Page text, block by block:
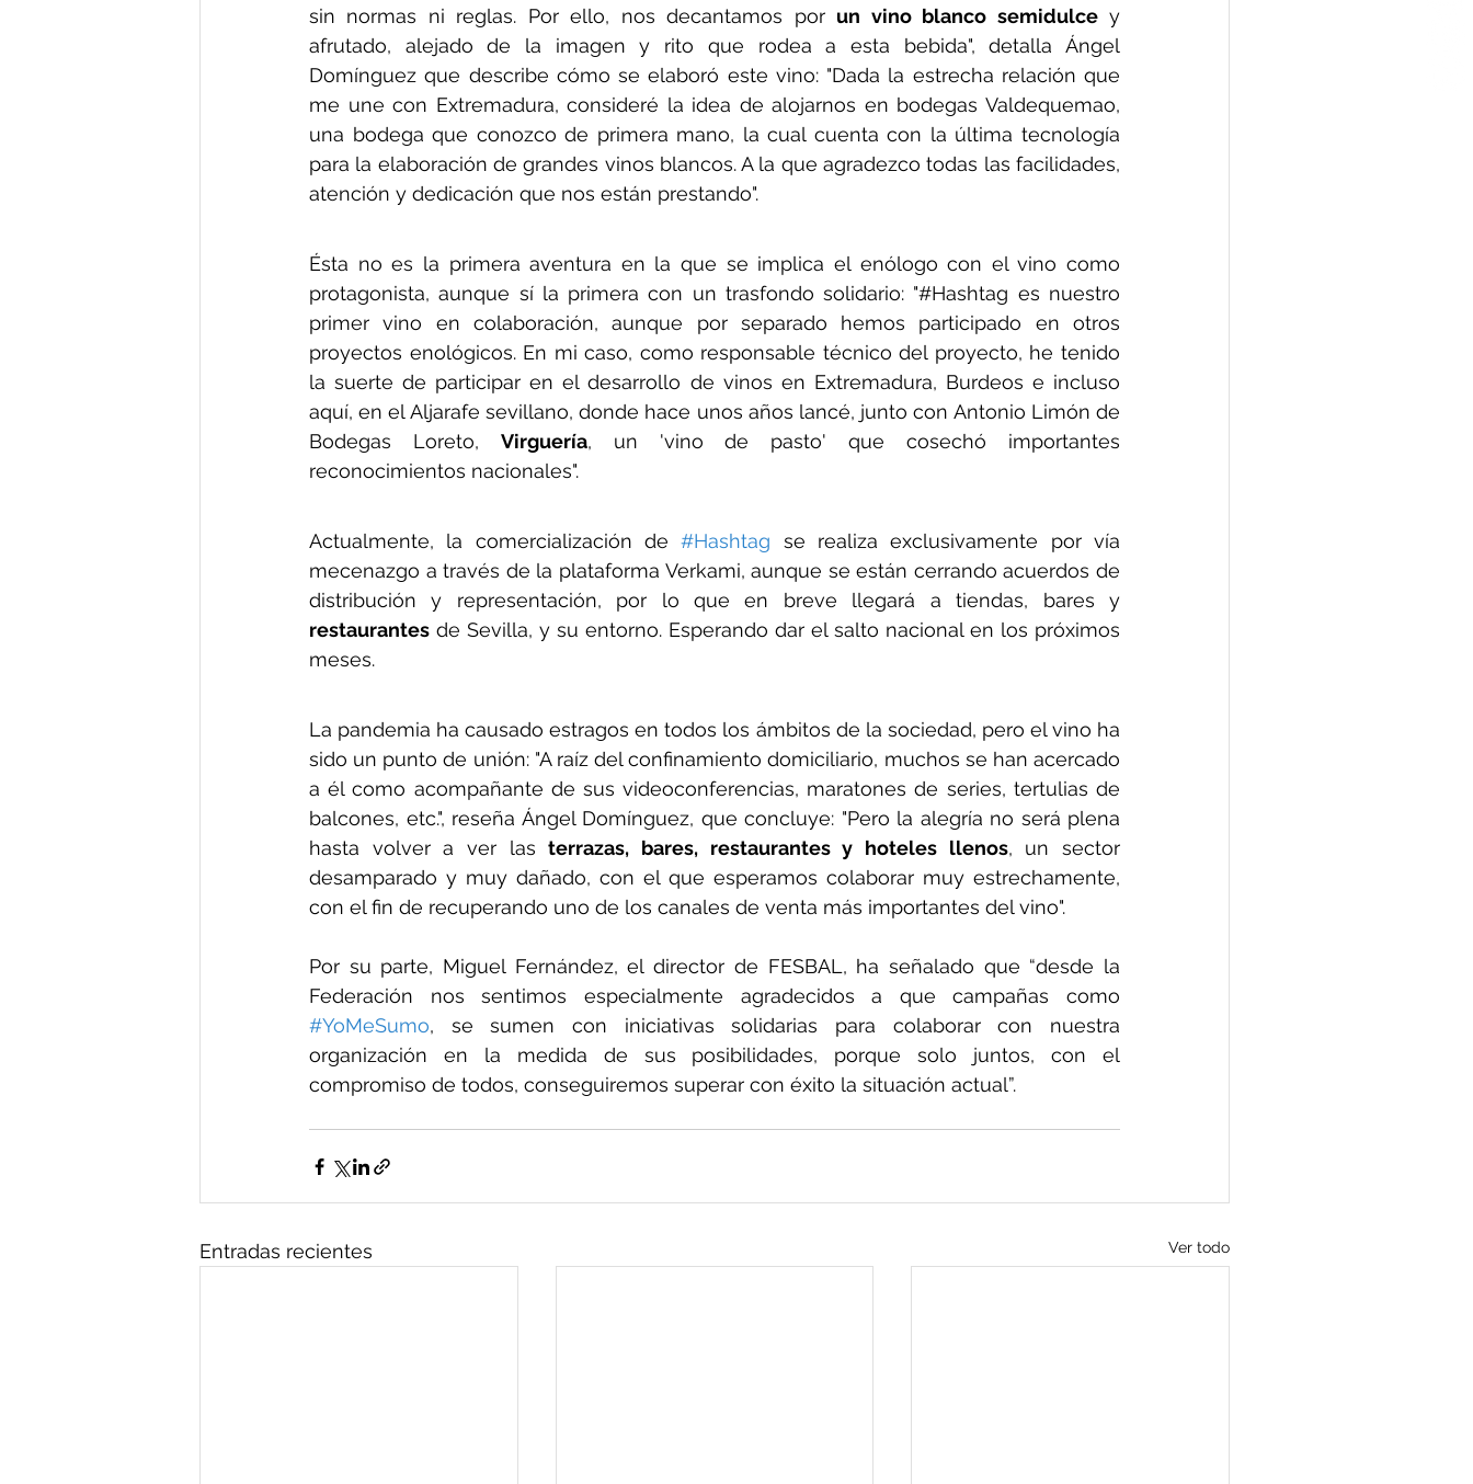
sin normas ni reglas. Por ello, nos decantamos por un vino blanco semidulce y
afrutado, alejado de la imagen y rito que rodea a esta bebida", detalla Ángel
Domínguez que describe cómo se elaboró este vino: "Dada la estrecha relación que
me une con Extremadura, consideré la idea de alojarnos en bodegas Valdequemao,
una bodega que conozco de primera mano, la cual cuenta con la última tecnología
para la elaboración de grandes vinos blancos. A la que agradezco todas las facilidades,
atención y dedicación que nos están prestando".
Ésta no es la primera aventura en la que se implica el enólogo con el vino como
protagonista, aunque sí la primera con un trasfondo solidario: "#Hashtag es nuestro
primer vino en colaboración, aunque por separado hemos participado en otros
proyectos enológicos. En mi caso, como responsable técnico del proyecto, he tenido
la suerte de participar en el desarrollo de vinos en Extremadura, Burdeos e incluso
aquí, en el Aljarafe sevillano, donde hace unos años lancé, junto con Antonio Limón de
Bodegas Loreto, Virguería, un 'vino de pasto' que cosechó importantes
reconocimientos nacionales".
Actualmente, la comercialización de #Hashtag se realiza exclusivamente por vía
mecenazgo a través de la plataforma Verkami, aunque se están cerrando acuerdos de
restaurantes de Sevilla, y su entorno. Esperando dar el salto nacional en los próximos
meses.
La pandemia ha causado estragos en todos los ámbitos de la sociedad, pero el vino ha
sido un punto de unión: "A raíz del confinamiento domiciliario, muchos se han acercado
a él como acompañante de sus videoconferencias, maratones de series, tertulias de
balcones, etc.", reseña Ángel Domínguez, que concluye: "Pero la alegría no será plena
hasta volver a ver las terrazas, bares, restaurantes y hoteles llenos, un sector
desamparado y muy dañado, con el que esperamos colaborar muy estrechamente,
con el fin de recuperando uno de los canales de venta más importantes del vino".
Por su parte, Miguel Fernández, el director de FESBAL, ha señalado que “desde la
#YoMeSumo, se sumen con iniciativas solidarias para colaborar con nuestra
organización en la medida de sus posibilidades, porque solo juntos, con el
compromiso de todos, conseguiremos superar con éxito la situación actual”.
Entradas recientes Ver todo